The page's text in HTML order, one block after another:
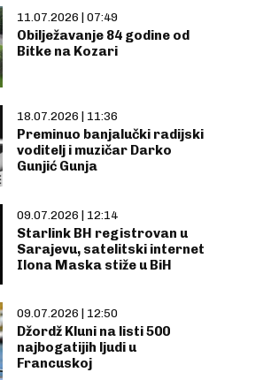
11.07.2026 | 07:49
Obilježavanje 84 godine od
Bitke na Kozari
18.07.2026 | 11:36
Preminuo banjalučki radijski
voditelj i muzičar Darko
Gunjić Gunja
09.07.2026 | 12:14
Starlink BH registrovan u
Sarajevu, satelitski internet
Ilona Maska stiže u BiH
09.07.2026 | 12:50
Džordž Kluni na listi 500
najbogatijih ljudi u
Francuskoj